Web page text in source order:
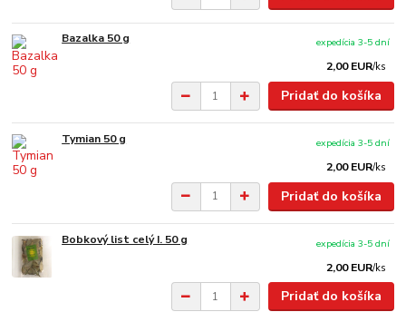
Bazalka 50 g
2,00 EUR/ks
expedícia 3-5 dní
Pridať do košíka
Tymian 50 g
2,00 EUR/ks
expedícia 3-5 dní
Pridať do košíka
Bobkový list celý I. 50 g
2,00 EUR/ks
expedícia 3-5 dní
Pridať do košíka